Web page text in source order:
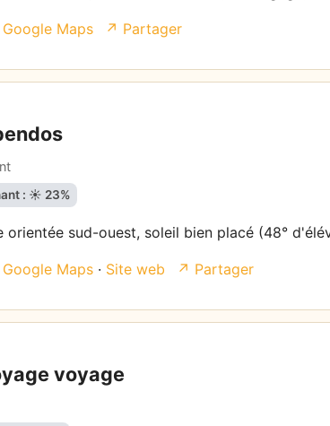
Maps ↗ Partager
: ☀️ 23%
orientée sud-ouest, soleil bien placé (48°
Maps · Site web ↗ Partager
voyage